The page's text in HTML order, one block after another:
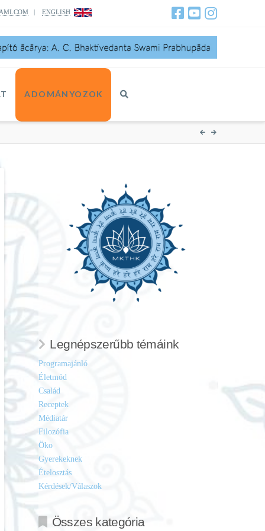
| ENGLISH
ADOMÁNYOZOK
Legnépszerűbb témáink
Programajánló
Életmód
Család
Receptek
Médiatár
Filozófia
Öko
Gyerekeknek
Ételosztás
Kérdések/Válaszok
Összes kategória